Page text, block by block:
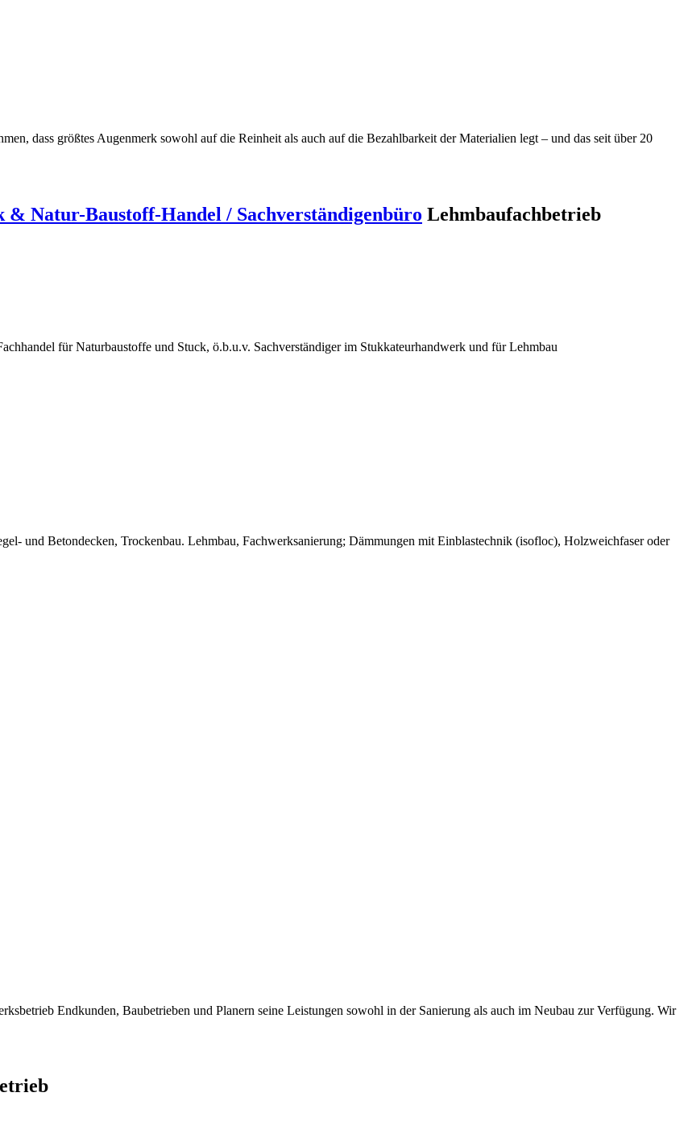
dass größtes Augenmerk sowohl auf die Reinheit als auch auf die Bezahlbarkeit der Materialien legt – und das seit über 20
Natur-Baustoff-Handel / Sachverständigenbüro Lehmbaufachbetrieb
für Naturbaustoffe und Stuck, ö.b.u.v. Sachverständiger im Stukkateurhandwerk und für Lehmbau
und Betondecken, Trockenbau. Lehmbau, Fachwerksanierung; Dämmungen mit Einblastechnik (isofloc), Holzweichfaser oder
Endkunden, Baubetrieben und Planern seine Leistungen sowohl in der Sanierung als auch im Neubau zur Verfügung. Wir